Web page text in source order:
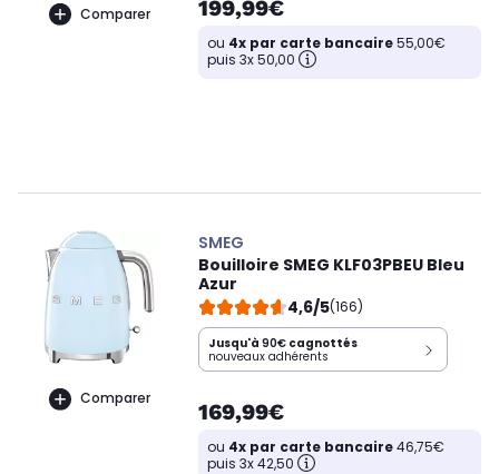
Comparer 199,99€
ou 4x par carte bancaire55,00€
puis 3x 50,00
Comparer
SMEG
Bouilloire SMEG KLF03PBEU Bleu
Azur
4,6/5(166)
Jusqu'à 90€ cagnottés
nouveaux adhérents
169,99€
ou 4x par carte bancaire46,75€
puis 3x 42,50